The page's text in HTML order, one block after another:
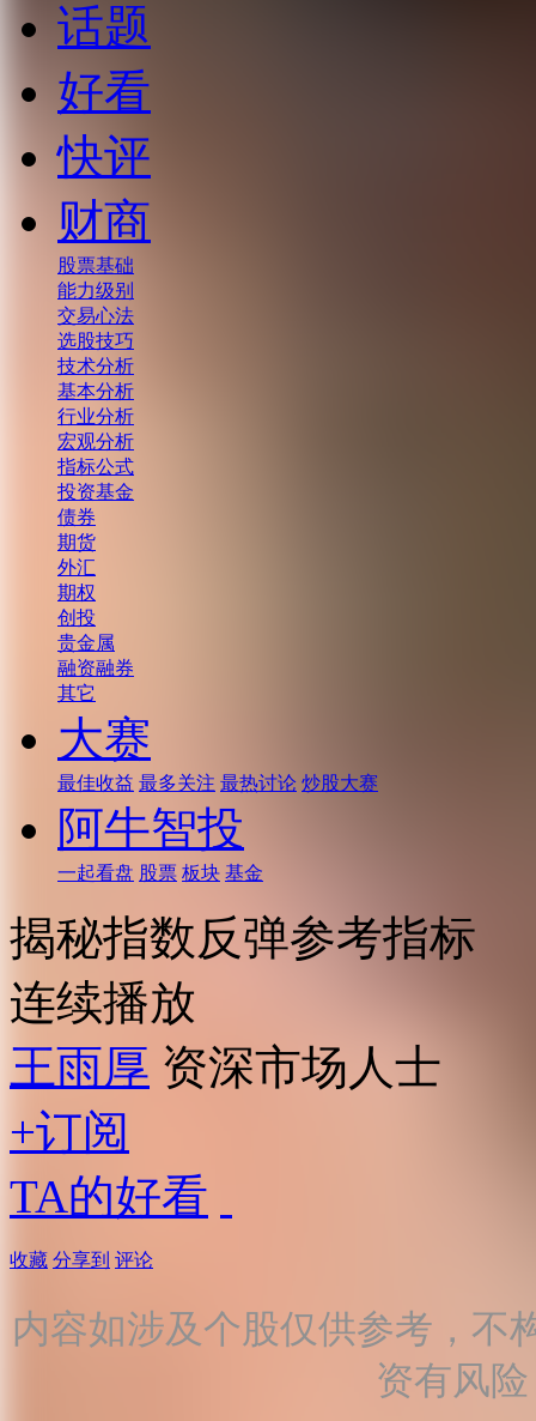
话题
好看
快评
财商
股票基础
能力级别
交易心法
选股技巧
技术分析
基本分析
行业分析
宏观分析
指标公式
投资基金
债券
期货
外汇
期权
创投
贵金属
融资融券
其它
大赛
最佳收益 最多关注 最热讨论 炒股大赛
阿牛智投
一起看盘 股票 板块 基金
揭秘指数反弹参考指标
连续播放
王雨厚 资深市场人士
+订阅
TA的好看
收藏 分享到 评论
内容如涉及个股仅供参考，不
资有风